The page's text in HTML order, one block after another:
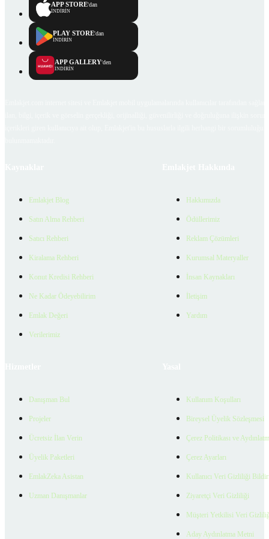
APP STORE'dan
İNDİRİN
PLAY STORE'dan
İNDİRİN
APP GALLERY'den
İNDİRİN
Emlakjet Blog
Satın Alma Rehberi
Satıcı Rehberi
Kiralama Rehberi
Konut Kredisi Rehberi
Ne Kadar Ödeyebilirim
Emlak Değeri
Verilerimiz
Hakkımızda
Ödüllerimiz
Reklam Çözümleri
Kurumsal Materyaller
İnsan Kaynakları
İletişim
Yardım
Danışman Bul
Projeler
Ücretsiz İlan Verin
Üyelik Paketleri
EmlakZeka Asistan
Uzman Danışmanlar
Kullanım Koşulları
Bireysel Üyelik Sözleşmesi
Çerez Politikası ve
Çerez Ayarları
Kullanıcı Veri Gizliliği
Ziyaretçi Veri Gizliliği
Müşteri Yetkilisi Veri
Aday Aydınlatma Metni